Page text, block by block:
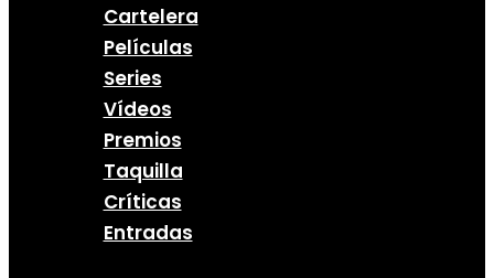
Cartelera
Películas
Series
Vídeos
Premios
Taquilla
Críticas
Entradas